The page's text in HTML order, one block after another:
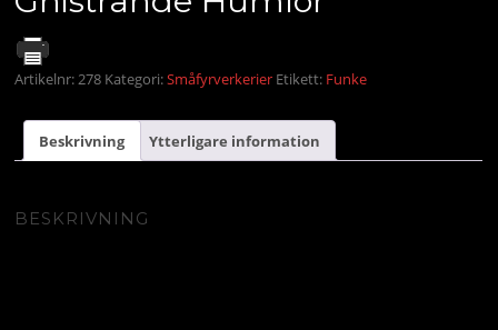
Artikelnr:278 Kategori:Småfyrverkerier Etikett: Funke
Beskrivning Ytterligare information
BESKRIVNING